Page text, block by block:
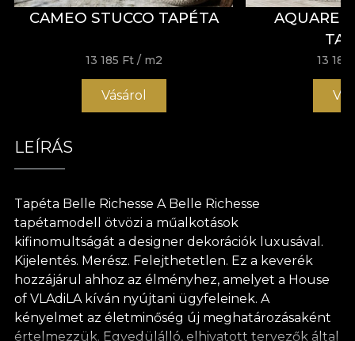
CAMEO STUCCO TAPÉTA
13 185 Ft / m2
Vásárol
13 185
LEÍRÁS
Tapéta Belle Richesse A Belle Richesse
tapétamodell ötvözi a műalkotások
kifinomultságát a designer dekorációk luxusával.
Kijelentés. Merész. Felejthetetlen. Ez a keverék
hozzájárul ahhoz az élményhez, amelyet a House
of VLAdiLA kíván nyújtani ügyfeleinek. A
kényelmet az életminőség új meghatározásaként
értelmezzük. Egyedülálló, elhivatott tervezők által